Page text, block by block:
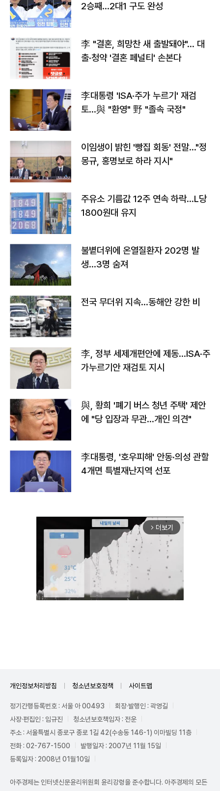
2승째…2대1 구도 완성
李 "결혼, 희망찬 새 출발돼야"… 대
출·청약 '결혼 페널티' 손본다
李대통령 'ISA·주가 누르기' 재검
토…與 "환영" 野 "졸속 국정"
이임생이 밝힌 '빵집 회동' 전말…"정
몽규, 홍명보로 하라 지시"
주유소 기름값 12주 연속 하락…L당
1800원대 유지
불볕더위에 온열질환자 202명 발
생…3명 숨져
전국 무더위 지속…동해안 강한 비
李, 정부 세제개편안에 제동…ISA·주
가누르기안 재검토 지시
與, 황희 '폐기 버스 청년 주택' 제안
에 "당 입장과 무관…개인 의견"
李대통령, '호우피해' 안동·의성 관할
4개면 특별재난지역 선포
arrow_forward_ios 더보기
개인정보처리방침 청소년보호정책 사이트맵
정기간행등록번호 : 서울 아 00493
회장·발행인 : 곽영길
사장·편집인 : 임규진
청소년보호책임자 : 전운
주소 : 서울특별시 종로구 종로 1길 42(수송동 146-1) 이마빌딩 11층
전화 : 02-767-1500
발행일자 : 2007년 11월 15일
등록일자 : 2008년 01월10일
아주경제는 인터넷신문윤리위원회 윤리강령을 준수합니다. 아주경제의 모든